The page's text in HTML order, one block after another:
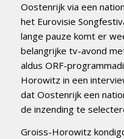
Oostenrijk via een
het Eurovisie
lange pauze komt er
belangrijke tv-avond
aldus ORF-
Horowitz in een
dat Oostenrijk een
de inzending te
Groiss-Horowitz